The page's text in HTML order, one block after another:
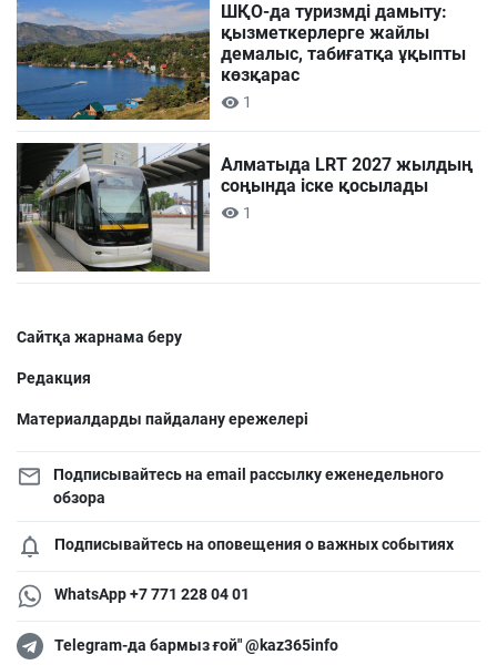
ШҚО-да туризмді дамыту:
қызметкерлерге жайлы
демалыс, табиғатқа ұқыпты
көзқарас
1
Алматыда LRT 2027 жылдың
соңында іске қосылады
1
Сайтқа жарнама беру
Редакция
Материалдарды пайдалану ережелері
Подписывайтесь на email рассылку еженедельного
обзора
Подписывайтесь на оповещения о важных событиях
WhatsApp +7 771 228 04 01
Telegram-да бармыз ғой" @kaz365info